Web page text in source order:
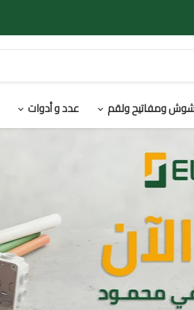
ومفاتيح ولقم عدد و أدوات